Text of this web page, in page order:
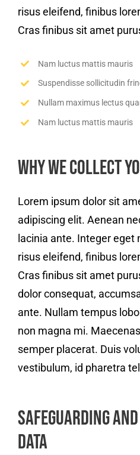
risus eleifend, finibus
Cras finibus sit amet
Nam luctus mattis mauris
Suspendisse sollicitudin
Nullam maximus lectus
Nam luctus mattis mauris
Why We Collect
Lorem ipsum dolor sit
adipiscing elit. Aenean
lacinia ante. Integer eget
risus eleifend, finibus
Cras finibus sit amet
dolor consequat,
ante. Nullam tempus
non magna mi.
semper placerat. Duis
vestibulum, id pharetra
Safeguarding
Data